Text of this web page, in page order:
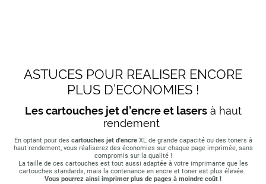
ASTUCES POUR REALISER ENCORE
PLUS D’ECONOMIES !
Les cartouches jet d’encre et lasersà haut
rendement
En optant pour des cartouches jet d'encreXL de grande capacité ou des toners à
haut rendement, vous réaliserez des économies sur chaque page imprimée, sans
compromis sur la qualité !
La taille de ces cartouches est tout aussi adaptée à votre imprimante que les
cartouches standards, mais la contenance en encre et toner est plus élevée.
Vous pourrez ainsi imprimer plus de pages à moindre coût !